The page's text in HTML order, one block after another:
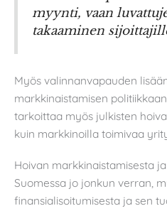
myynti, vaan
takaaminen
Myös valinnanvapauden
markkinaistamisen
tarkoittaa myös julkisten
kuin markkinoilla toimivaa
Hoivan markkinaistamisesta
Suomessa jo jonkun verran,
finansialisoitumisesta ja sen